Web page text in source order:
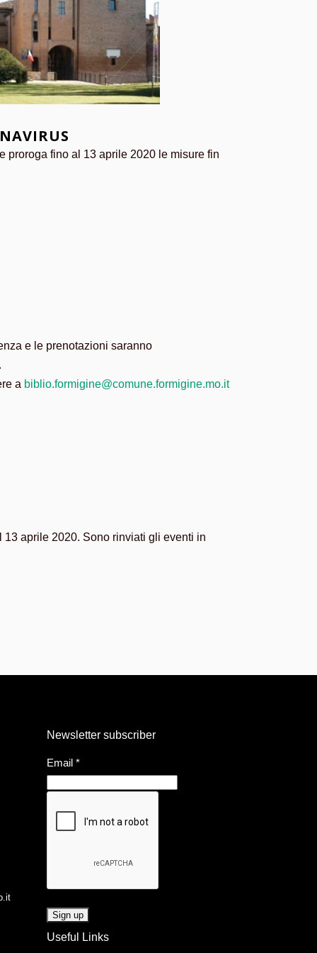
proroga fino al 13 aprile 2020 le misure fin
e le prenotazioni saranno
a biblio.formigine@comune.formigine.mo.it
aprile 2020. Sono rinviati gli eventi in
Newsletter subscriber
Email *
Useful Links